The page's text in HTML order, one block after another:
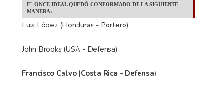
EL ONCE IDEAL QUEDÓ CONFORMADO DE LA SIGUIENTE
MANERA:
Luis López (Honduras - Portero)
John Brooks (USA - Defensa)
Francisco Calvo (Costa Rica - Defensa)